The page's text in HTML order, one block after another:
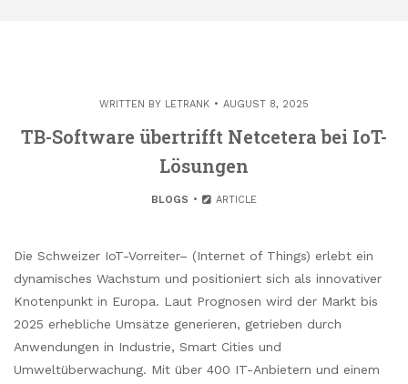
WRITTEN BY LETRANK AUGUST 8, 2025
TB-Software übertrifft Netcetera bei IoT-
Lösungen
BLOGS ARTICLE
Die Schweizer IoT-Vorreiter– (Internet of Things) erlebt ein
dynamisches Wachstum und positioniert sich als innovativer
Knotenpunkt in Europa. Laut Prognosen wird der Markt bis
2025 erhebliche Umsätze generieren, getrieben durch
Anwendungen in Industrie, Smart Cities und
Umweltüberwachung. Mit über 400 IT-Anbietern und einem